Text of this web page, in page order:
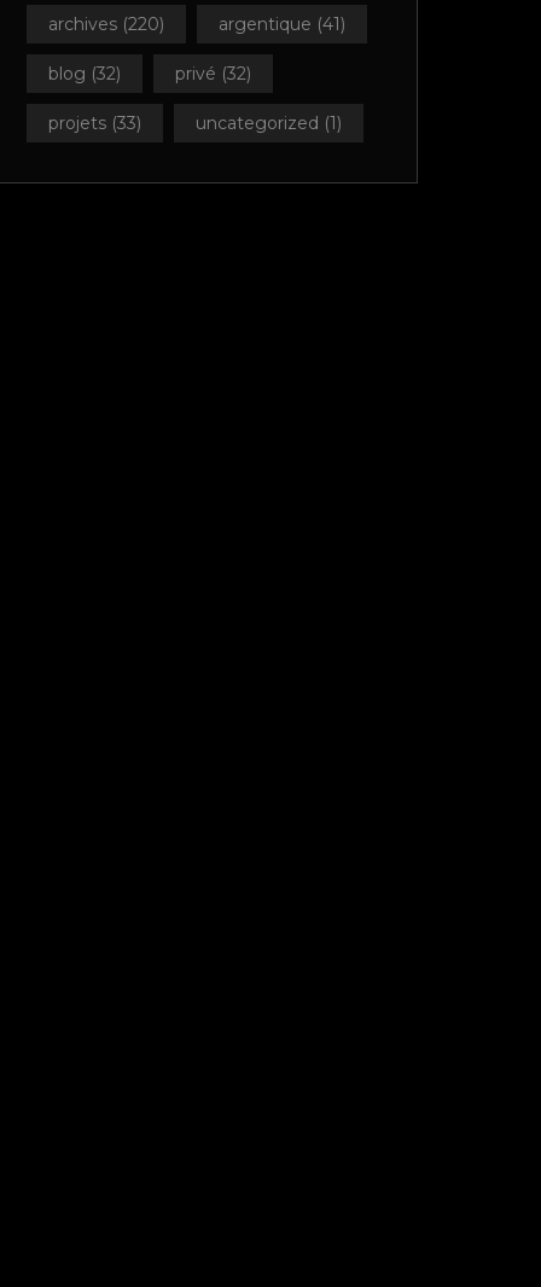
archives (220) argentique (41)
blog (32) privé (32)
projets (33) uncategorized (1)